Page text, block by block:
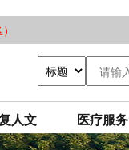
人文 医疗服务